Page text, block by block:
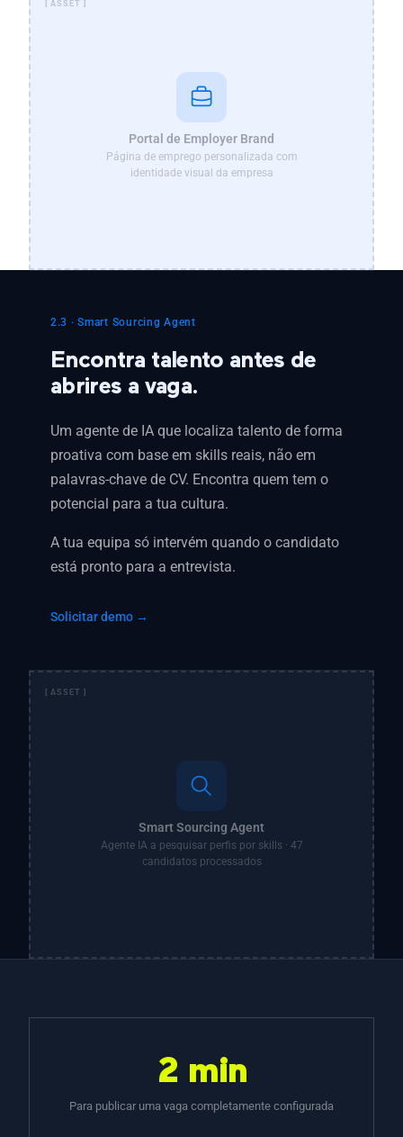
Portal de Employer Brand
Página de emprego personalizada com
identidade visual da empresa
2.3 · Smart Sourcing Agent
Encontra talento antes de
abrires a vaga.
Um agente de IA que localiza talento de forma
proativa com base em skills reais, não em
palavras-chave de CV. Encontra quem tem o
potencial para a tua cultura.
A tua equipa só intervém quando o candidato
está pronto para a entrevista.
Solicitar demo →
Smart Sourcing Agent
Agente IA a pesquisar perfis por skills · 47
candidatos processados
2 min
Para publicar uma vaga completamente configurada